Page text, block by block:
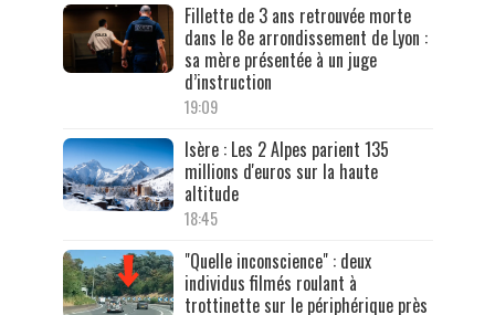
Fillette de 3 ans retrouvée morte
dans le 8e arrondissement de Lyon :
sa mère présentée à un juge
d’instruction
19:09
Isère : Les 2 Alpes parient 135
millions d'euros sur la haute
altitude
18:45
"Quelle inconscience" : deux
individus filmés roulant à
trottinette sur le périphérique près